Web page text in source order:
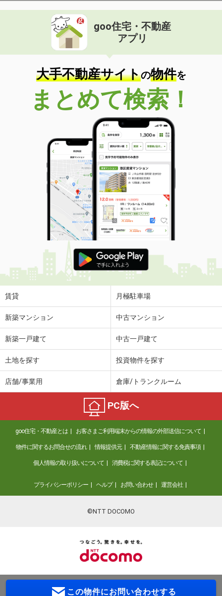
goo住宅・不動産
アプリ
大手不動産サイトの物件を
まとめて検索！
賃貸 月極駐車場
新築マンション 中古マンション
新築一戸建て 中古一戸建て
土地を探す 投資物件を探す
店舗/事業用 倉庫/トランクルーム
PC版へ
goo住宅・不動産とは お客さまご利用端末からの情報の外部送信について
物件に関するお問合せの流れ 情報提供元 不動産情報に関する免責事項
個人情報の取り扱いについて 消費税に関する表記について
プライバシーポリシー ヘルプ お問い合わせ 運営会社
©NTT DOCOMO
この物件にお問い合わせする